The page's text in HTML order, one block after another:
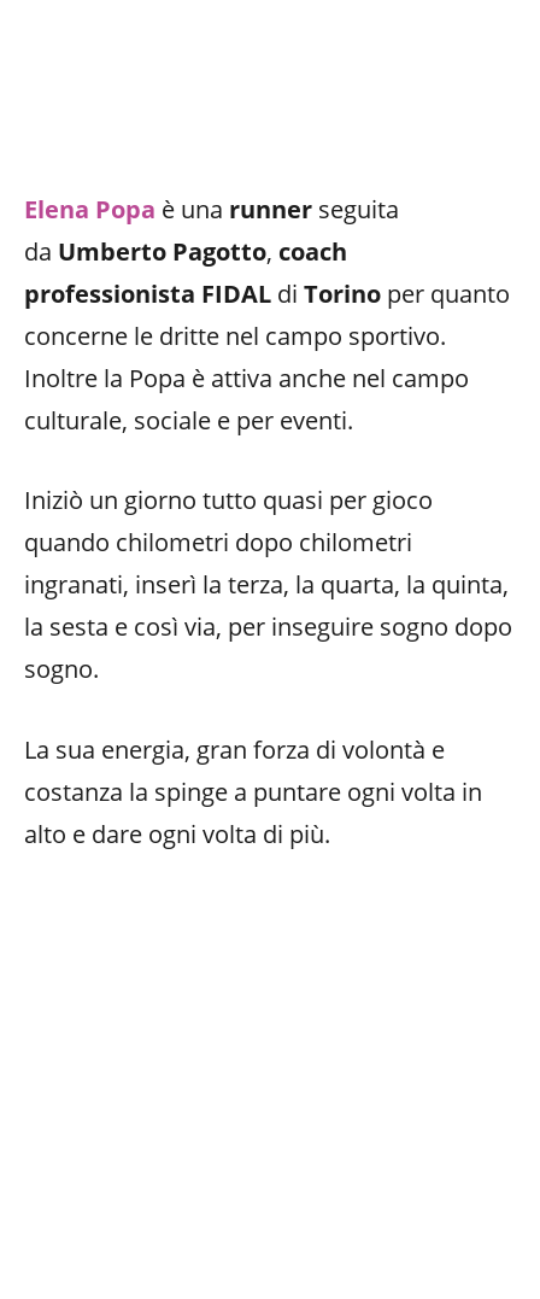
Elena Popa è una runner seguita
da Umberto Pagotto, coach
professionista FIDAL di Torino per quanto
concerne le dritte nel campo sportivo.
Inoltre la Popa è attiva anche nel campo
culturale, sociale e per eventi.
Iniziò un giorno tutto quasi per gioco
quando chilometri dopo chilometri
ingranati, inserì la terza, la quarta, la quinta,
la sesta e così via, per inseguire sogno dopo
sogno.
La sua energia, gran forza di volontà e
costanza la spinge a puntare ogni volta in
alto e dare ogni volta di più.